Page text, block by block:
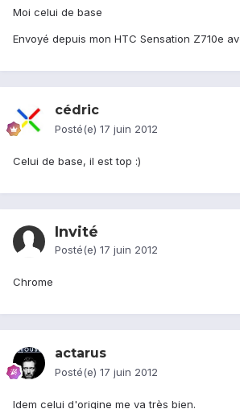
Moi celui de base
Envoyé depuis mon HTC Sensation Z710e
cédric
Posté(e) 17 juin 2012
Celui de base, il est top :)
Invité
Posté(e) 17 juin 2012
Chrome
actarus
Posté(e) 17 juin 2012
Idem celui d'origine me va très bien.